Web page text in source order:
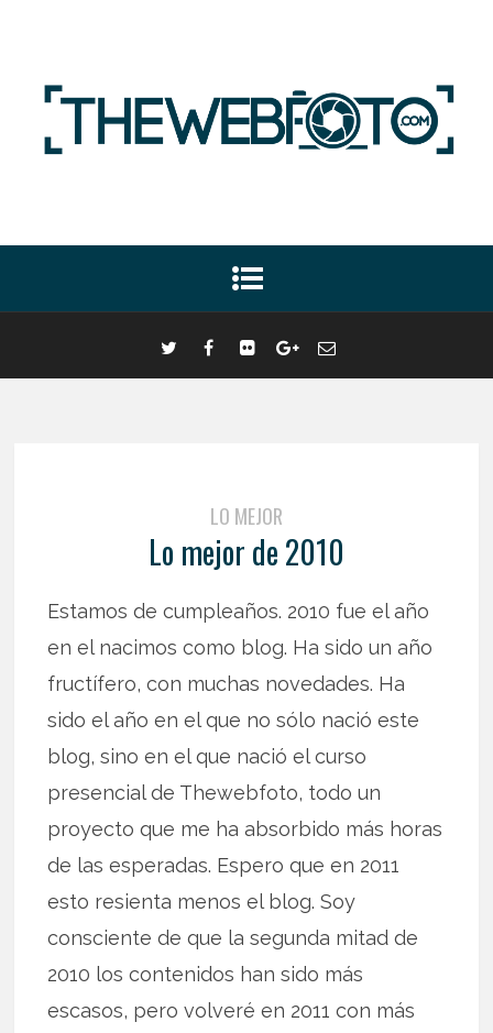
LO MEJOR
Lo mejor de 2010
Estamos de cumpleaños. 2010 fue el año
en el nacimos como blog. Ha sido un año
fructífero, con muchas novedades. Ha
sido el año en el que no sólo nació este
blog, sino en el que nació el curso
presencial de Thewebfoto, todo un
proyecto que me ha absorbido más horas
de las esperadas. Espero que en 2011
esto resienta menos el blog. Soy
consciente de que la segunda mitad de
2010 los contenidos han sido más
escasos, pero volveré en 2011 con más